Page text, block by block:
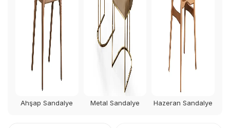
Ahşap Sandalye Metal Sandalye Hazeran Sandalye